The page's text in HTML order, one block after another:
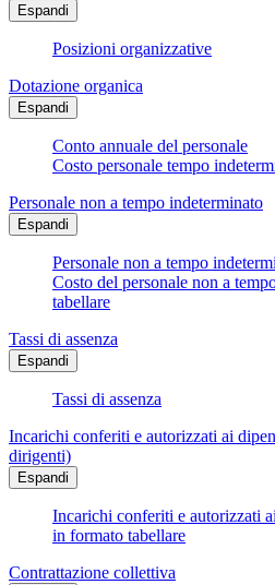
Espandi
Posizioni organizzative
Dotazione organica
Espandi
Conto annuale del personale
Costo personale tempo
Personale non a tempo indeterminato
Espandi
Personale non a tempo
Costo del personale non a
tabellare
Tassi di assenza
Espandi
Tassi di assenza
Incarichi conferiti e autorizzati ai
dirigenti)
Espandi
Incarichi conferiti e autorizzati
in formato tabellare
Contrattazione collettiva